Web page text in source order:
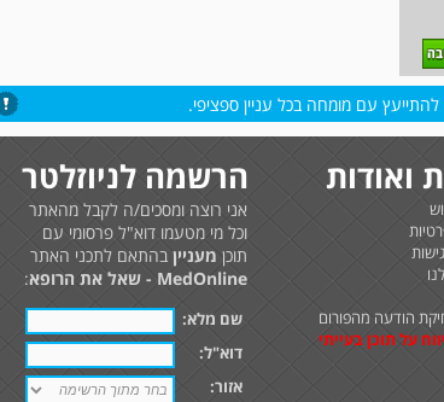
עם מומחה בכל עניין ספציפי.
ואודות
הודעה מהפורום
על תוכן בעייתי
הרשמה לניוזלטר
אני רוצה ומסכים/ה לקבל מהאתר
וכל מי מטעמו דוא"ל פרסומי עם
תוכן מענייןבהתאם לתכני האתר
MedOnline - שאל את הרופא
:
שם מלא:
דוא"ל:
אזור: